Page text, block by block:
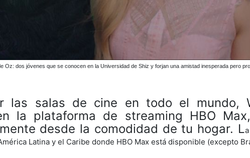
Oz: dos jóvenes que se conocen en la Universidad de Shiz y forjan una amistad inesperada pero
las salas de cine en todo el mundo,
la plataforma de streaming HBO
desde la comodidad de tu hogar. L
Latina y el Caribe donde HBO Max está disponible (excepto